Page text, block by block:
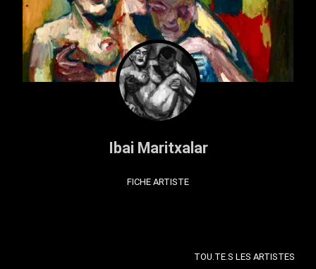
Ibai Maritxalar
FICHE ARTISTE
TOU.TE.S LES ARTISTES